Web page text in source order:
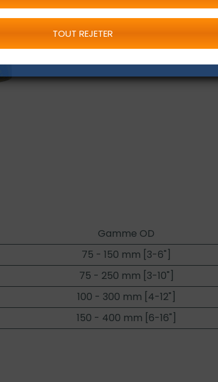
Gamme OD
75 - 150 mm [3-6"]
75 - 250 mm [3-10"]
100 - 300 mm [4-12"]
150 - 400 mm [6-16"]
TOUT REJETER